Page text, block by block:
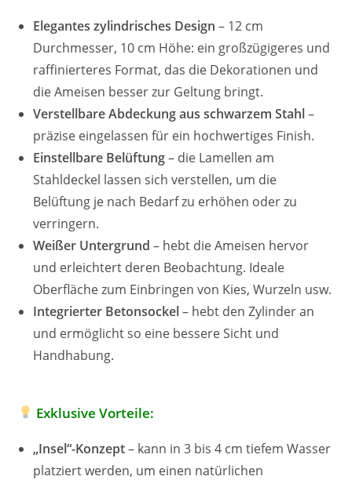
Elegantes zylindrisches Design – 12 cm
Durchmesser, 10 cm Höhe: ein großzügigeres und
raffinierteres Format, das die Dekorationen und
die Ameisen besser zur Geltung bringt.
Verstellbare Abdeckung aus schwarzem Stahl–
präzise eingelassen für ein hochwertiges Finish.
Einstellbare Belüftung– die Lamellen am
Stahldeckel lassen sich verstellen, um die
Belüftung je nach Bedarf zu erhöhen oder zu
verringern.
Weißer Untergrund – hebt die Ameisen hervor
und erleichtert deren Beobachtung. Ideale
Oberfläche zum Einbringen von Kies, Wurzeln usw.
Integrierter Betonsockel– hebt den Zylinder an
und ermöglicht so eine bessere Sicht und
Handhabung.
Exklusive Vorteile:
„Insel“-Konzept– kann in 3 bis 4 cm tiefem Wasser
platziert werden, um einen natürlichen